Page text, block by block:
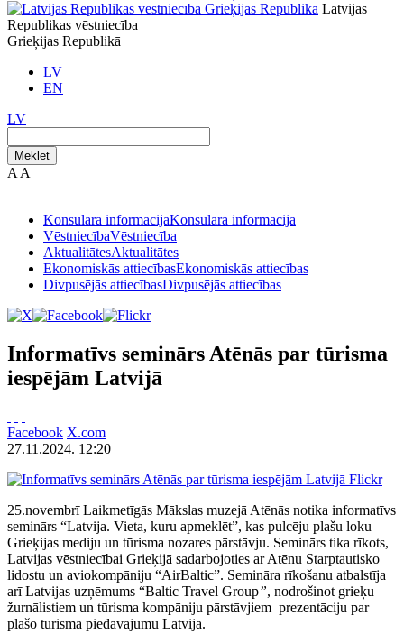
Latvijas
Republikas vēstniecība
Grieķijas Republikā
LV
EN
LV
Meklēt
A A
Konsulārā informācijaKonsulārā informācija
VēstniecībaVēstniecība
AktualitātesAktualitātes
Ekonomiskās attiecībasEkonomiskās attiecības
Divpusējās attiecībasDivpusējās attiecības
Informatīvs seminārs Atēnās par tūrisma
iespējām Latvijā
Facebook X.com
27.11.2024. 12:20
Flickr
25.novembrī Laikmetīgās Mākslas muzejā Atēnās notika informatīvs
seminārs “Latvija. Vieta, kuru apmeklēt”, kas pulcēju plašu loku
Grieķijas mediju un tūrisma nozares pārstāvju. Seminārs tika rīkots,
Latvijas vēstniecībai Grieķijā sadarbojoties ar Atēnu Starptautisko
lidostu un aviokompāniju “AirBaltic”. Semināra rīkošanu atbalstīja
arī Latvijas uzņēmums “Baltic Travel Group”, nodrošinot grieķu
žurnālistiem un tūrisma kompāniju pārstāvjiem prezentāciju par
plašo tūrisma piedāvājumu Latvijā.